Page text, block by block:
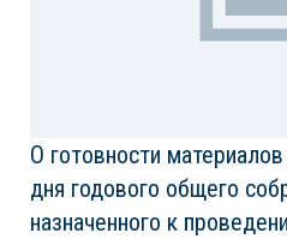
О готовности
дня годового общего
назначенного к